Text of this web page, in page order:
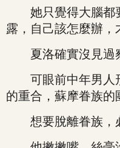
她只覺得大腦都
露，自己該怎麼辦，
夏洛確實沒見過
可眼前中年男人
的重合，蘇摩眷族的
想要脫離眷族，